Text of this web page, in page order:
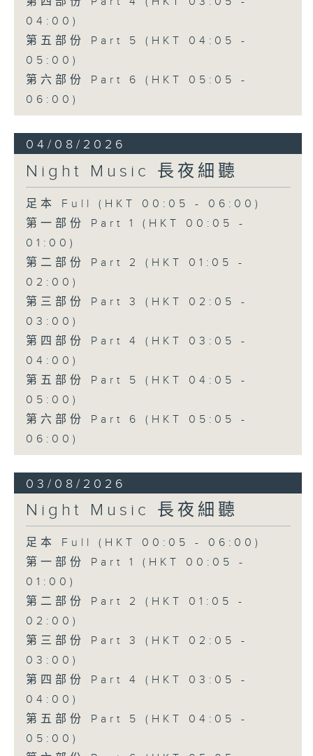
04:00)
第五部份 Part 5 (HKT 04:05 -
05:00)
第六部份 Part 6 (HKT 05:05 -
06:00)
04/08/2026
Night Music 長夜細聽
足本 Full (HKT 00:05 - 06:00)
第一部份 Part 1 (HKT 00:05 -
01:00)
第二部份 Part 2 (HKT 01:05 -
02:00)
第三部份 Part 3 (HKT 02:05 -
03:00)
第四部份 Part 4 (HKT 03:05 -
04:00)
第五部份 Part 5 (HKT 04:05 -
05:00)
第六部份 Part 6 (HKT 05:05 -
06:00)
03/08/2026
Night Music 長夜細聽
足本 Full (HKT 00:05 - 06:00)
第一部份 Part 1 (HKT 00:05 -
01:00)
第二部份 Part 2 (HKT 01:05 -
02:00)
第三部份 Part 3 (HKT 02:05 -
03:00)
第四部份 Part 4 (HKT 03:05 -
04:00)
第五部份 Part 5 (HKT 04:05 -
05:00)